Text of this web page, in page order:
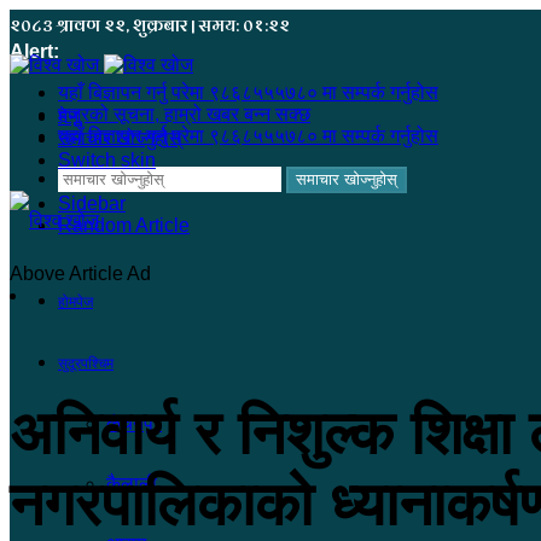
२०८३ श्रावण २२, शुक्रबार | समय: ०१:२२
Alert:
यहाँ बिज्ञापन गर्नु परेमा ९८६८५५५७८० मा सम्पर्क गर्नुहोस
हजुरको सूचना, हाम्रो खबर बन्न सक्छ
यहाँ बिज्ञापन गर्नु परेमा ९८६८५५५७८० मा सम्पर्क गर्नुहोस
समाचार खोज्नुहोस्
Sidebar
Random Article
मेनू
समाचार खोज्नुहोस्
Switch skin
होमपेज
सुदूरपश्चिम
कंचनपुर
कैलाली
Above Article Ad
अनिवार्य र निशुल्क शिक्षा
नगरपालिकाको